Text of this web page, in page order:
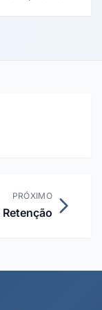
PRÓXIMO